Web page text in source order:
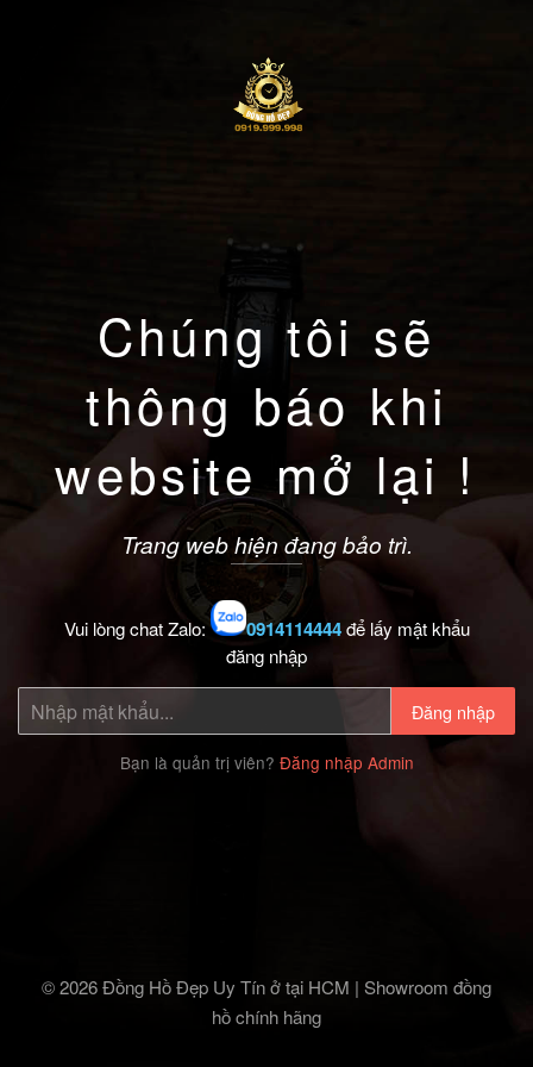
Chúng tôi sẽ
thông báo khi
website mở lại !
Trang web hiện đang bảo trì.
Vui lòng chat Zalo: 0914114444để lấy mật khẩu
đăng nhập
Đăng nhập
Bạn là quản trị viên? Đăng nhập Admin
© 2026 Đồng Hồ Đẹp Uy Tín ở tại HCM | Showroom đồng
hồ chính hãng‎